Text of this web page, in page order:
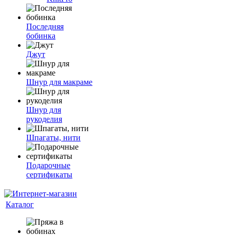
Последняя
бобинка
Джут
Шнур для макраме
Шнур для
рукоделия
Шпагаты, нити
Подарочные
сертификаты
Каталог